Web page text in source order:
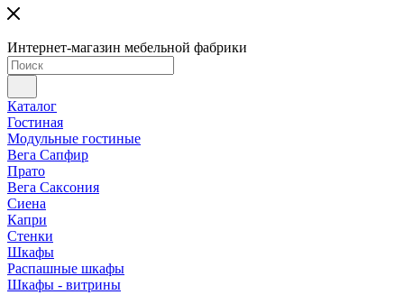
Интернет-магазин мебельной фабрики
Каталог
Гостиная
Модульные гостиные
Вега Сапфир
Прато
Вега Саксония
Сиена
Капри
Стенки
Шкафы
Распашные шкафы
Шкафы - витрины